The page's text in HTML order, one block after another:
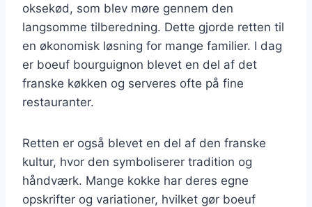
oksekød, som blev møre gennem den
langsomme tilberedning. Dette gjorde retten til
en økonomisk løsning for mange familier. I dag
er boeuf bourguignon blevet en del af det
franske køkken og serveres ofte på fine
restauranter.
Retten er også blevet en del af den franske
kultur, hvor den symboliserer tradition og
håndværk. Mange kokke har deres egne
opskrifter og variationer, hvilket gør boeuf